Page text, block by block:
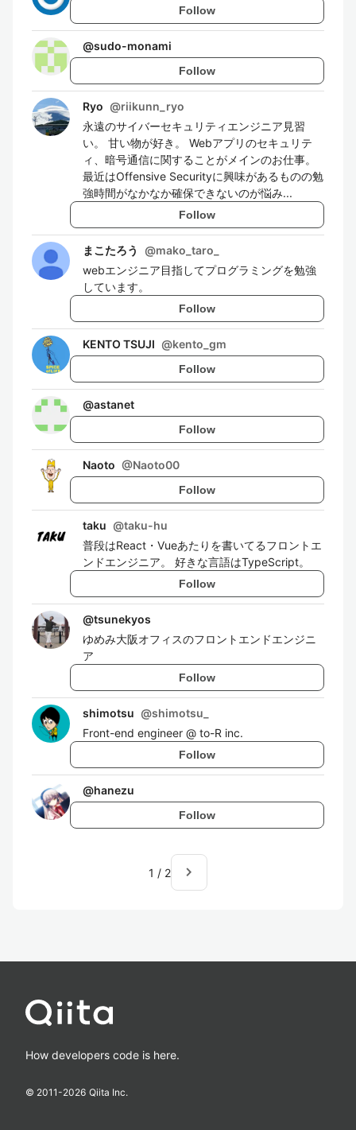
Follow
@sudo-monami
Follow
Ryo @riikunn_ryo
永遠のサイバーセキュリティエンジニア見習
い。 甘い物が好き。 Webアプリのセキュリテ
ィ、暗号通信に関することがメインのお仕事。
最近はOffensive Securityに興味があるものの勉
強時間がなかなか確保できないのが悩み...
Follow
まこたろう @mako_taro_
webエンジニア目指してプログラミングを勉強
しています。
Follow
KENTO TSUJI @kento_gm
Follow
@astanet
Follow
Naoto @Naoto00
Follow
taku @taku-hu
普段はReact・Vueあたりを書いてるフロントエ
ンドエンジニア。 好きな言語はTypeScript。
Follow
@tsunekyos
ゆめみ大阪オフィスのフロントエンドエンジニ
ア
Follow
shimotsu @shimotsu_
Front-end engineer @ to-R inc.
Follow
@hanezu
Follow
1 / 2 navigate_next
How developers code is here.
© 2011-2026 Qiita Inc.